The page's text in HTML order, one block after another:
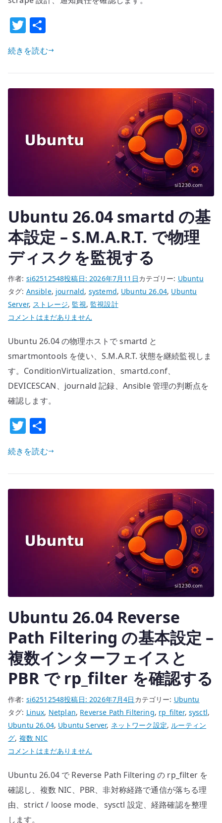
設
定
–
で
SMART
を
集
す
る
へ
の
T
w
it
te
r
続きを読む
Ubuntu 26.04 smartd の基
本設定 – S.M.A.R.T. で物理
ディスクを監視する
作者: si62512548投稿日:2026年7月11日カテゴリー: Ubuntu
タグ: Ansible, journald, systemd, Ubuntu 26.04, Ubuntu
Server, ストレージ, 監視, 監視設計
Ubuntu
smartd
の
基
本
定
–
S.M.A.R.T.
で
物
理
へ
の
コメントはまだありません
Ubuntu 26.04 の物理ホストで smartd と
smartmontools を使い、S.M.A.R.T. 状態を継続監視しま
す。ConditionVirtualization、smartd.conf、
DEVICESCAN、journald 記録、Ansible 管理の判断点を
確認します。
T
w
it
te
r
続きを読む
Ubuntu 26.04 Reverse
Path Filtering の基本設定 –
複数インターフェイスと
PBR で rp_filter を確認する
作者: si62512548投稿日:2026年7月4日 カテゴリー: Ubuntu
タグ: Linux, Netplan, Reverse Path Filtering, rp_filter, sysctl,
Ubuntu 26.04, Ubuntu Server, ネットワーク設定, ルーティン
グ, 複数 NIC
Ubuntu
Reverse
Path
Filtering
の
コメントはまだありません
Ubuntu 26.04 で Reverse Path Filtering の rp_filter を
確認し、複数 NIC、PBR、非対称経路で通信が落ちる理
由、strict / loose mode、sysctl 設定、経路確認を整理
します。